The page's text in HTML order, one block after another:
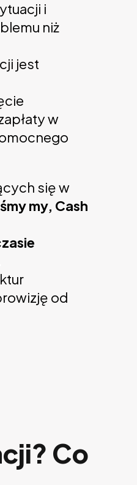
i
niż
jest
w
się w
my, Cash
od
Co